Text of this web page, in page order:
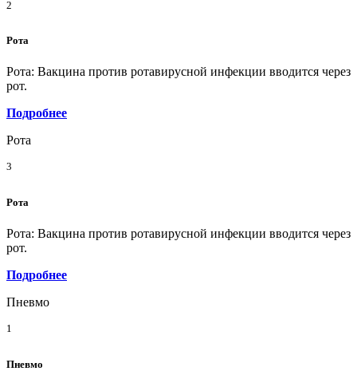
2
Рота
Рота: Вакцина против ротавирусной инфекции вводится через
рот.
Подробнее
Рота
3
Рота
Рота: Вакцина против ротавирусной инфекции вводится через
рот.
Подробнее
Пневмо
1
Пневмо